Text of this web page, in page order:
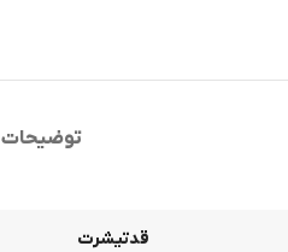
توضیحات
قدتیشرت